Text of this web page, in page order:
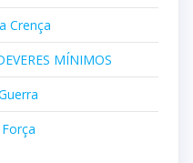
Crença
MÍNIMOS